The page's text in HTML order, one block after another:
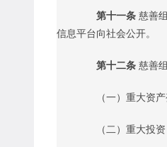
第十一条 慈善
信息平台向社会公开。
第十二条 慈善
（一）重大资产
（二）重大投资